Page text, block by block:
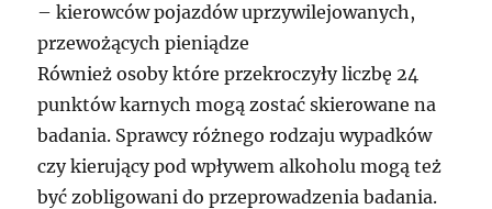
– kierowców pojazdów uprzywilejowanych,
przewożących pieniądze
Również osoby które przekroczyły liczbę 24
punktów karnych mogą zostać skierowane na
badania. Sprawcy różnego rodzaju wypadków
czy kierujący pod wpływem alkoholu mogą też
być zobligowani do przeprowadzenia badania.